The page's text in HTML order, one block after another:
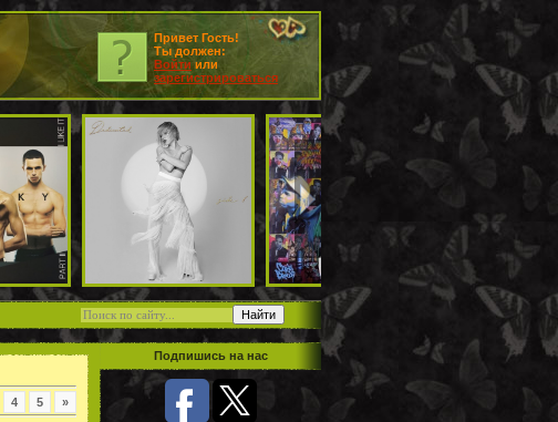
Привет Гость!
Ты должен:
Войти или
зарегистрироваться
4 5 »
Подпишись на нас